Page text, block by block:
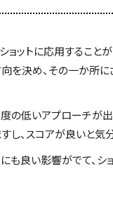
ョットに応用することが
を決め、その一か所
度の低いアプローチが
し、スコアが良いと気
も良い影響がでて、シ